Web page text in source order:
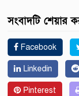
সংবাদটি শেয়ার
Facebook
Linkedin
Pinterest